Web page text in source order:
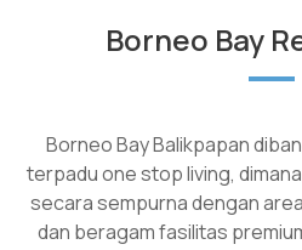
Borneo Bay
Borneo Bay Balikpapan
terpadu one stop living,
secara sempurna dengan
dan beragam fasilitas